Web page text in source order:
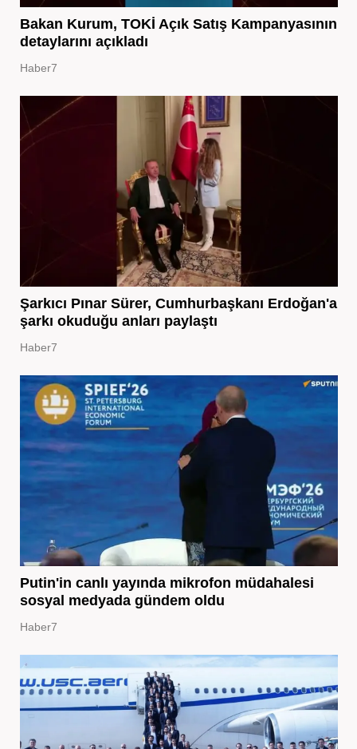
Bakan Kurum, TOKİ Açık Satış Kampanyasının
detaylarını açıkladı
Haber7
Şarkıcı Pınar Sürer, Cumhurbaşkanı Erdoğan'a
şarkı okuduğu anları paylaştı
Haber7
Putin'in canlı yayında mikrofon müdahalesi
sosyal medyada gündem oldu
Haber7